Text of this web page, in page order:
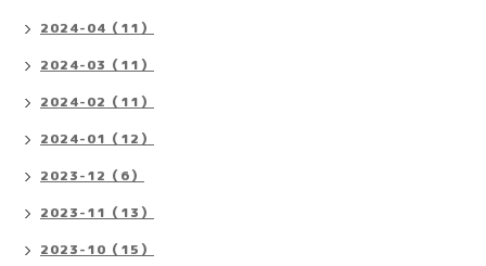
2024-04（11）
2024-03（11）
2024-02（11）
2024-01（12）
2023-12（6）
2023-11（13）
2023-10（15）